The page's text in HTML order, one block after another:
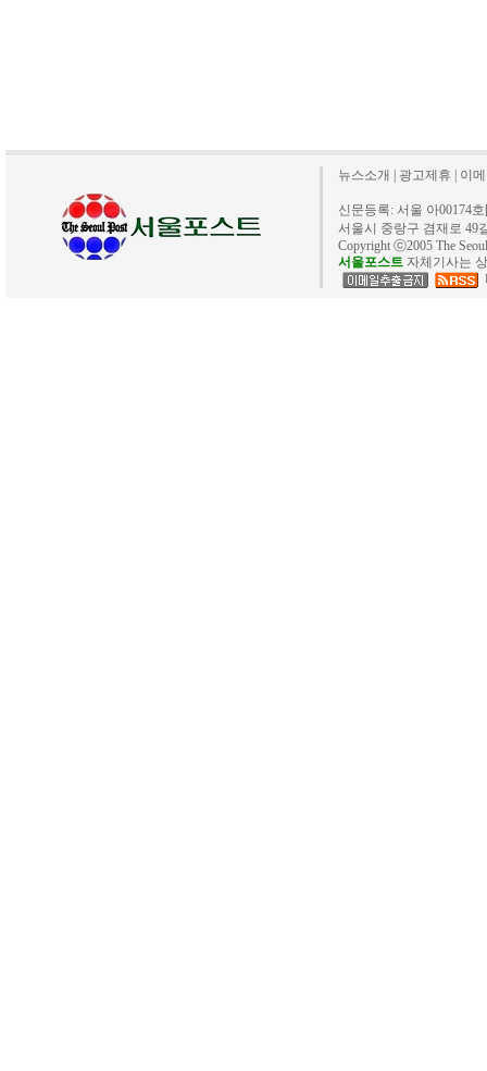
뉴스소개 광고제휴 이
신문등록: 서울 아00174
서울시 중랑구 겸재로 49
Copyright ⓒ2005 The
서울포스트 자체기사는